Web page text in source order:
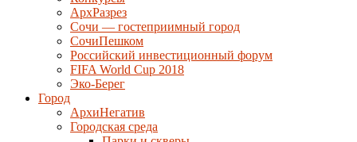
АрхРазрез
Сочи — гостеприимный город
СочиПешком
Российский инвестиционный форум
FIFA World Cup 2018
Эко-Берег
Город
АрхиНегатив
Городская среда